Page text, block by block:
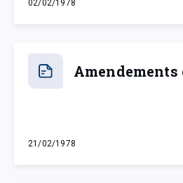
02/02/1978
jeudi 2 février 1978
Amendements
21/02/1978
mardi 21 février 1978